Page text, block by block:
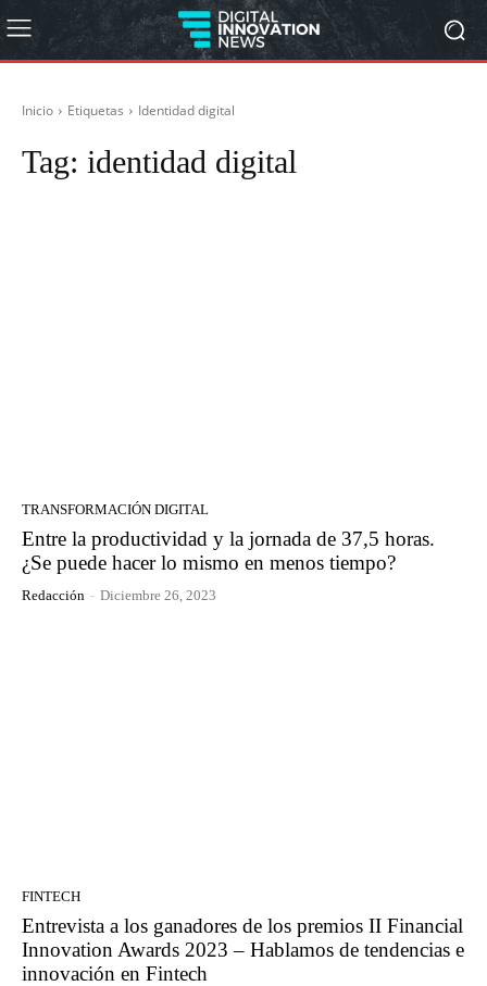
Inicio Etiquetas Identidad digital
Tag: identidad digital
TRANSFORMACIÓN DIGITAL
Entre la productividad y la jornada de 37,5 horas.
¿Se puede hacer lo mismo en menos tiempo?
Redacción - Diciembre 26, 2023
FINTECH
Entrevista a los ganadores de los premios II Financial
Innovation Awards 2023 – Hablamos de tendencias e
innovación en Fintech